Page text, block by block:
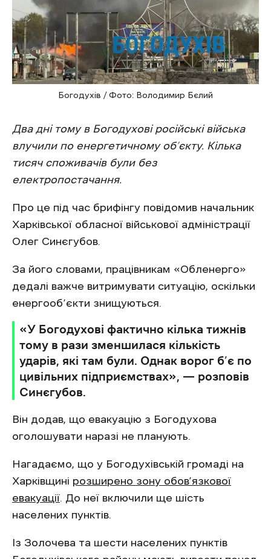
Богодухів / Фото: Володимир Бєлий
Два дні тому в Богодухові російські війська
влучили по енергетичному об’єкту. Кілька
тисяч споживачів були без
електропостачання.
Про це під час брифінгу повідомив начальник
Харківської обласної військової адміністрації
Олег Синєгубов.
За його словами, працівникам «Обленерго»
дедалі важче витримувати ситуацію, оскільки
енергооб’єкти знищуються.
«У Богодухові фактично кілька тижнів
тому в рази зменшилася кількість
ударів, які там були. Однак ворог б’є по
цивільних підприємствах», — розповів
Синєгубов.
Він додав, що евакуацію з Богодухова
оголошувати наразі не планують.
Нагадаємо, що у Богодухівській громаді на
Харківщині розширено зону обов’язкової
евакуації. До неї включили ще шість
населених пунктів.
Із Золочева та шести населених пунктів